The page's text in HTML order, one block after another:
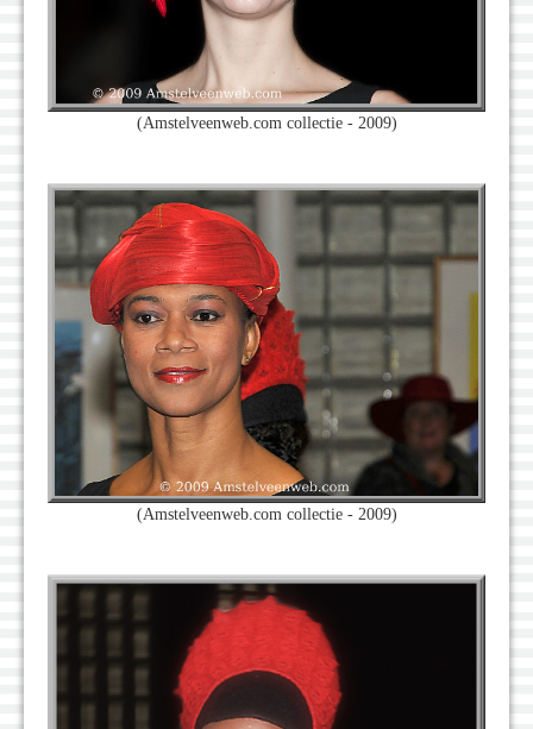
(Amstelveenweb.com collectie - 2009)
(Amstelveenweb.com collectie - 2009)